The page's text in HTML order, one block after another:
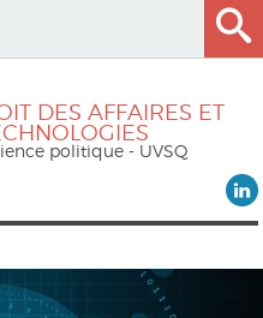
DES AFFAIRES ET
politique - UVSQ